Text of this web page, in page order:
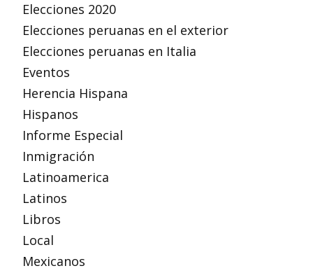
Elecciones 2020
Elecciones peruanas en el exterior
Elecciones peruanas en Italia
Eventos
Herencia Hispana
Hispanos
Informe Especial
Inmigración
Latinoamerica
Latinos
Libros
Local
Mexicanos